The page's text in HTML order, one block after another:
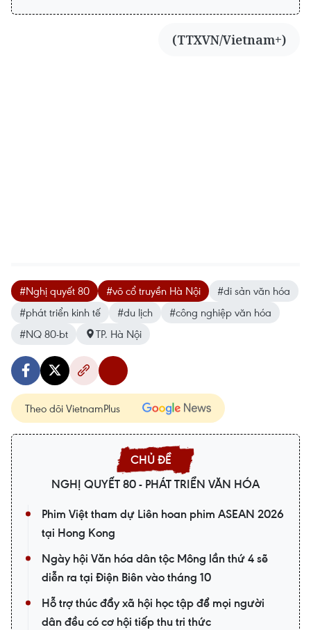
(TTXVN/Vietnam+)
#Nghị quyết 80 #võ cổ truyền Hà Nội
#di sản văn hóa
#phát triển kinh tế
#du lịch
#công nghiệp văn hóa
#NQ 80-bt
TP. Hà Nội
Theo dõi VietnamPlus
NGHỊ QUYẾT 80 - PHÁT TRIỂN VĂN HÓA
Phim Việt tham dự Liên hoan phim ASEAN 2026
tại Hong Kong
Ngày hội Văn hóa dân tộc Mông lần thứ 4 sẽ
diễn ra tại Điện Biên vào tháng 10
Hỗ trợ thúc đẩy xã hội học tập để mọi người
dân đều có cơ hội tiếp thu tri thức